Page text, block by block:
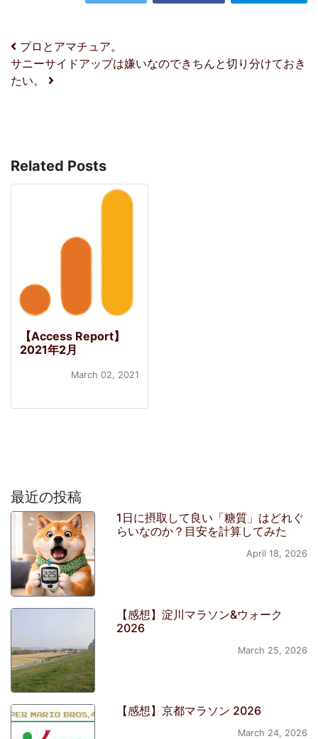
投稿ナビゲーション
プロとアマチュア。
サニーサイドアップは嫌いなのできちんと切り分けておき
たい。
Related Posts
【Access Report】
2021年2月
March 02, 2021
最近の投稿
1日に摂取して良い「糖質」はどれぐ
らいなのか？目安を計算してみた
April 18, 2026
【感想】淀川マラソン&ウォーク
2026
March 25, 2026
【感想】京都マラソン 2026
March 24, 2026